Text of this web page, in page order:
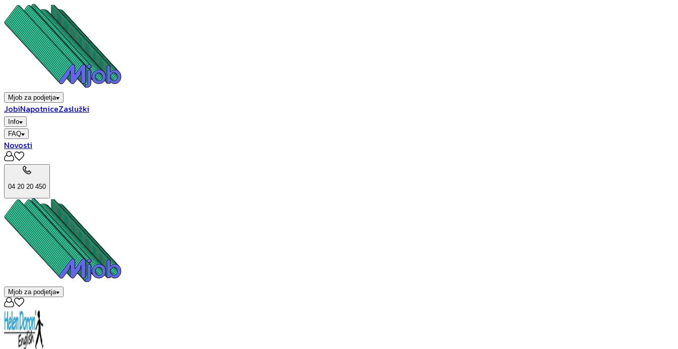
Mjob za podjetja
JobiNapotniceZaslužki
Info
FAQ
Novosti
04 20 20 450
Mjob za podjetja